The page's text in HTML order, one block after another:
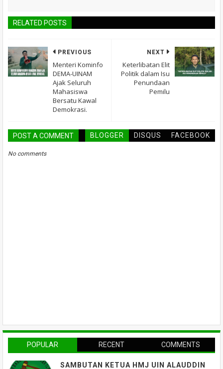
RELATED POSTS
NEXT
Keterlibatan Elit
Politik dalam Isu
Penundaan
Pemilu
PREVIOUS
Menteri Kominfo
DEMA-UINAM
Ajak Seluruh
Mahasiswa
Bersatu Kawal
Demokrasi.
POST A COMMENT BLOGGER DISQUS FACEBOOK
No comments
POPULAR RECENT COMMENTS
SAMBUTAN KETUA HMJ UIN ALAUDDIN